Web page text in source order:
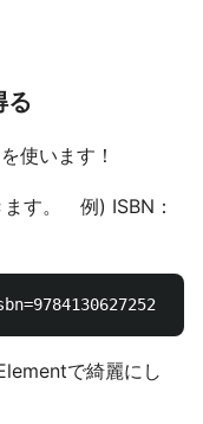
る
使います！
ます。 例) ISBN：
で綺麗にし